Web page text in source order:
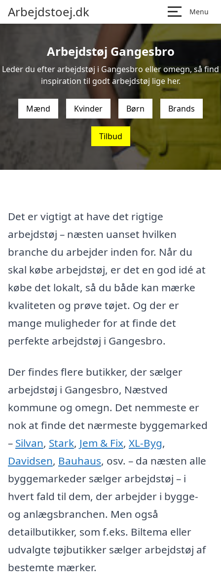
Arbejdstoej.dk Menu
Arbejdstøj Gangesbro
Leder du efter arbejdstøj i Gangesbro eller omegn, så find
inspiration til godt arbejdstøj lige her.
Mænd Kvinder Børn Brands
Tilbud
Det er vigtigt at have det rigtige
arbejdstøj – næsten uanset hvilken
branche du arbejder inden for. Når du
skal købe arbejdstøj, er det en god idé at
købe det lokalt, så du både kan mærke
kvaliteten og prøve tøjet. Og der er
mange muligheder for at finde det
perfekte arbejdstøj i Gangesbro.
Der findes flere butikker, der sælger
arbejdstøj i Gangesbro, Næstved
kommune og omegn. Det nemmeste er
nok at finde det nærmeste byggemarked
– Silvan, Stark, Jem & Fix, XL-Byg,
Davidsen, Bauhaus, osv. – da næsten alle
byggemarkeder sælger arbejdstøj – i
hvert fald til dem, der arbejder i bygge-
og anlægsbranchen. Men også
detailbutikker, som f.eks. Biltema eller
udvalgte tøjbutikker sælger arbejdstøj af
bestemte mærker.